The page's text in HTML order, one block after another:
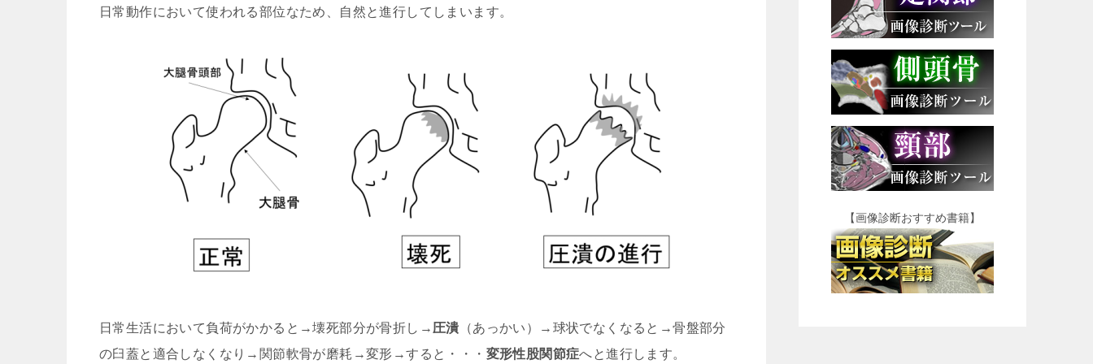
日常動作において使われる部位なため、自然と進行してしまいます。
日常生活において負荷がかかると→壊死部分が骨折し→ 圧潰 （あっかい）→球状でなくなると→骨盤部分
の臼蓋と適合しなくなり→関節軟骨が磨耗→変形→すると・・・ 変形性股関節症へと進行します。
【画像診断おすすめ書籍】